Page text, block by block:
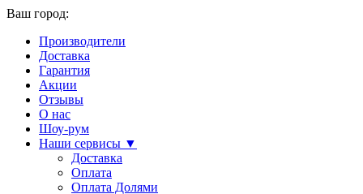
Ваш город:
Производители
Доставка
Гарантия
Акции
Отзывы
О нас
Шоу-рум
Наши сервисы ▼
Доставка
Оплата
Оплата Долями